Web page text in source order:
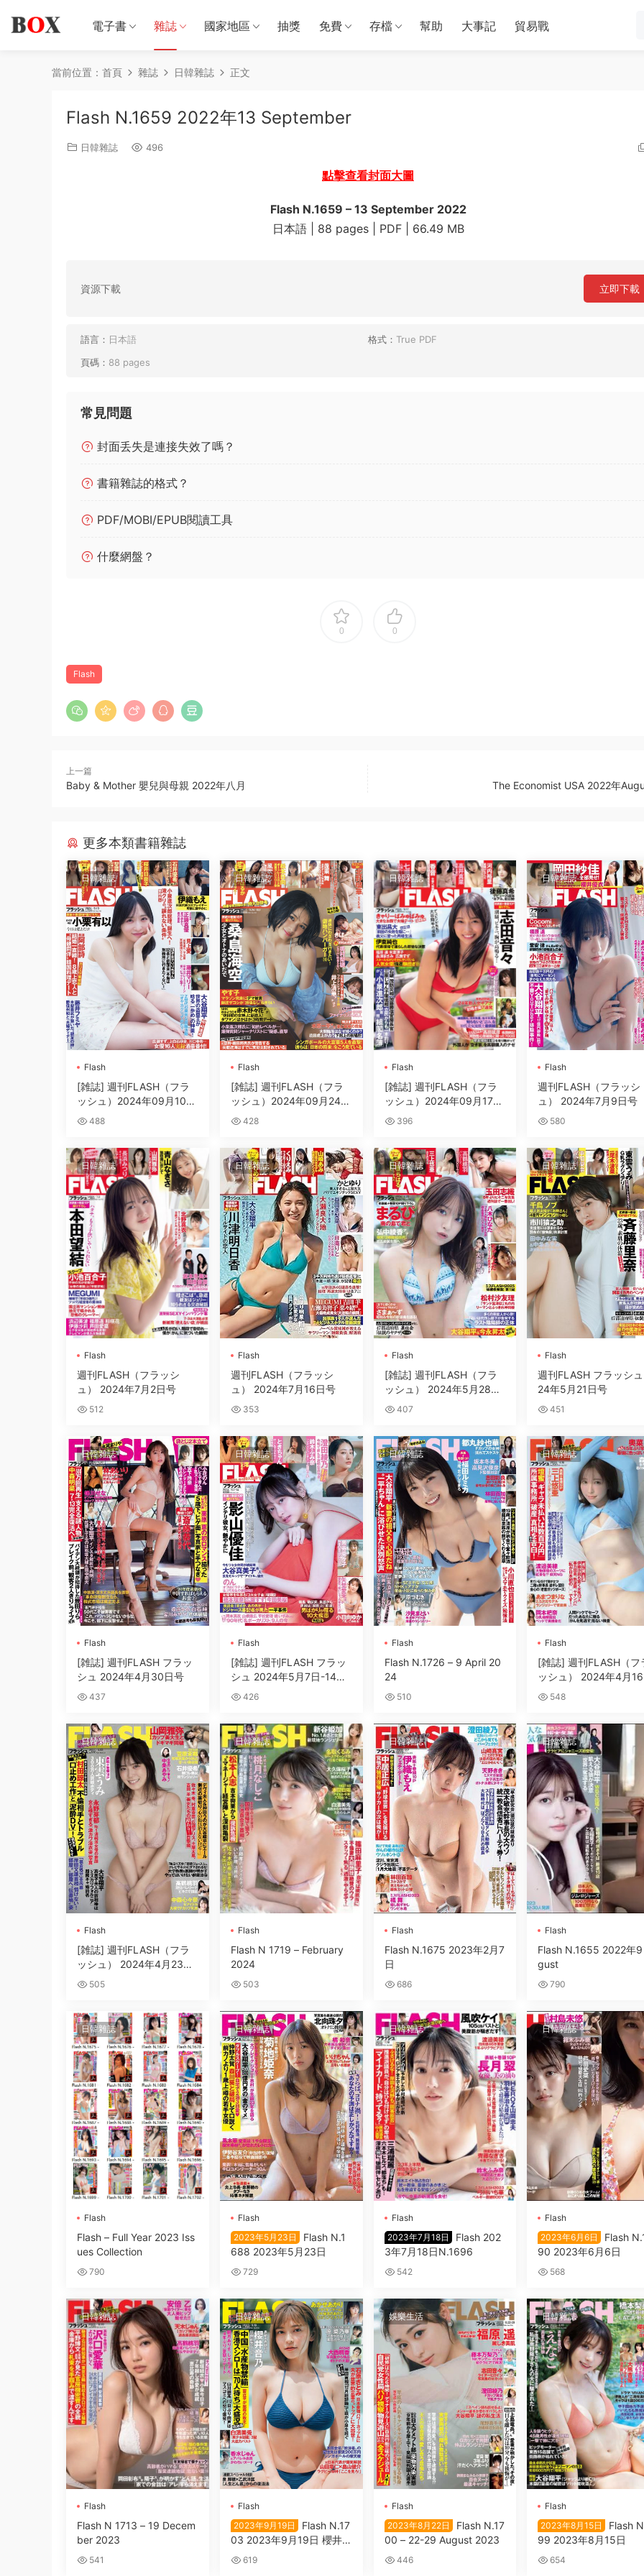
電子書 雜誌 國家地區 抽獎 免費 存檔 幫助 大事記 貿易戰
當前位置： 首頁 雜誌 日韓雜誌 正文
Flash N.1659 2022年13 September
日韓雜誌 496
點擊查看封面大圖
Flash N.1659 – 13 September 2022
日本語 | 88 pages | PDF | 66.49 MB
資源下載 立即下載
語言： 日本語 格式： True PDF
頁碼： 88 pages
常見問題
封面丢失是連接失效了嗎？
書籍雜誌的格式？
PDF/MOBI/EPUB閱讀工具
什麼網盤？
0 0
Flash
上一篇
Baby & Mother 嬰兒與母親 2022年八月 The Economist USA 2022年
更多本類書籍雜誌
日韓雜誌
Flash
[雑誌] 週刊FLASH（フラ
ッシュ）2024年09月10日
号 488
日韓雜誌
Flash
[雑誌] 週刊FLASH（フラ
ッシュ）2024年09月24日
号428
日韓雜誌
Flash
[雑誌] 週刊FLASH（フラ
ッシュ）2024年09月17日
号396
日韓雜誌
Flash
週刊FLASH（フラッシ
ュ） 2024年7月9日号
580
日韓雜誌
Flash
週刊FLASH（フラッシ
ュ） 2024年7月2日号
512
日韓雜誌
Flash
週刊FLASH（フラッシ
ュ） 2024年7月16日号
353
日韓雜誌
Flash
[雑誌] 週刊FLASH（フラ
ッシュ） 2024年5月28日
号407
日韓雜誌
Flash
週刊FLASH フラッシュ
24年5月21日号
451
日韓雜誌
Flash
[雑誌] 週刊FLASH フラッ
シュ 2024年4月30日号
437
日韓雜誌
Flash
[雑誌] 週刊FLASH フラッ
シュ 2024年5月7日-14日
号426
日韓雜誌
Flash
Flash N.1726 – 9 April 20
24
510
日韓雜誌
Flash
[雑誌] 週刊FLASH（フ
ッシュ） 2024年4月
号 548
日韓雜誌
Flash
[雑誌] 週刊FLASH（フラ
ッシュ） 2024年4月23日
号 505
日韓雜誌
Flash
Flash N 1719 – February
2024
503
日韓雜誌
Flash
Flash N.1675 2023年2月7
日
686
日韓雜誌
Flash
Flash N.1655 2022年
gust
790
日韓雜誌
Flash
Flash – Full Year 2023 Iss
ues Collection
790
日韓雜誌
Flash
2023年5月23日
Flash N.1
688 2023年5月23日
729
日韓雜誌
Flash
2023年7月18日
Flash 202
3年7月18日N.1696
542
日韓雜誌
Flash
2023年6月6日
Flash
90 2023年6月6日
568
日韓雜誌
Flash
Flash N 1713 – 19 Decem
ber 2023
541
日韓雜誌
Flash
2023年9月19日
Flash N.17
03 2023年9月19日 櫻井
音乃 あかせあかり 原菜乃
619
娛樂生活
Flash
2023年8月22日
Flash N.17
00 – 22-29 August 2023
446
日韓雜誌
Flash
2023年8月15日
Flash
99 2023年8月15日
654